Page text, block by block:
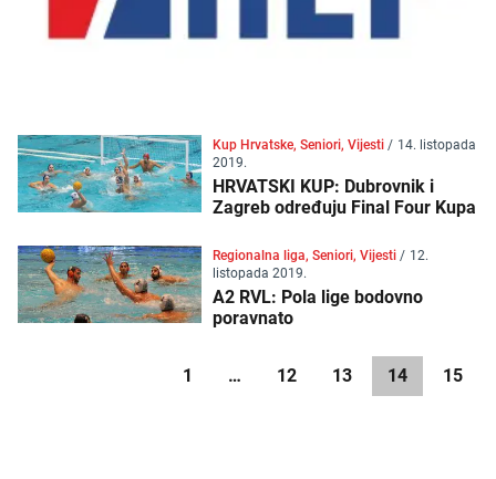
Kup Hrvatske, Seniori, Vijesti / 14. listopada
2019.
HRVATSKI KUP: Dubrovnik i
Zagreb određuju Final Four Kupa
Regionalna liga, Seniori, Vijesti / 12.
listopada 2019.
A2 RVL: Pola lige bodovno
poravnato
1 … 12 13 14 15